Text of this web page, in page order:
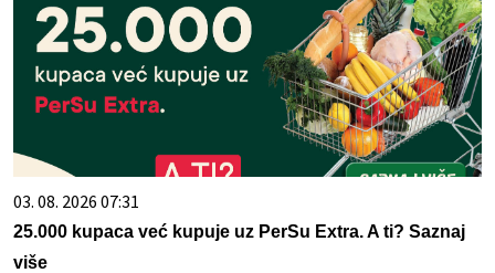
03. 08. 2026 07:31
25.000 kupaca već kupuje uz PerSu Extra. A ti? Saznaj
više